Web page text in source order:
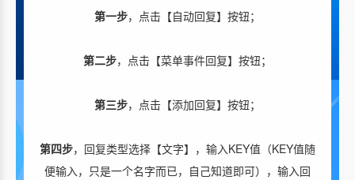
第一步，点击【自动回复】按钮；
第二步，点击【菜单事件回复】按钮；
第三步，点击【添加回复】按钮；
第四步，回复类型选择【文字】，输入KEY值（KEY值随
便输入，只是一个名字而已，自己知道即可），输入回